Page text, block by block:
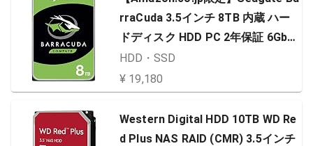
rraCuda 3.5インチ 8TB 内蔵 ハー
ドディスク HDD PC 2年保証 6Gb/s
256MB 5400rpm 正規代理店品 ST
8000DM004
HDD・SSD
¥ 19,180
Western Digital HDD 10TB WD Re
d Plus NAS RAID (CMR) 3.5インチ